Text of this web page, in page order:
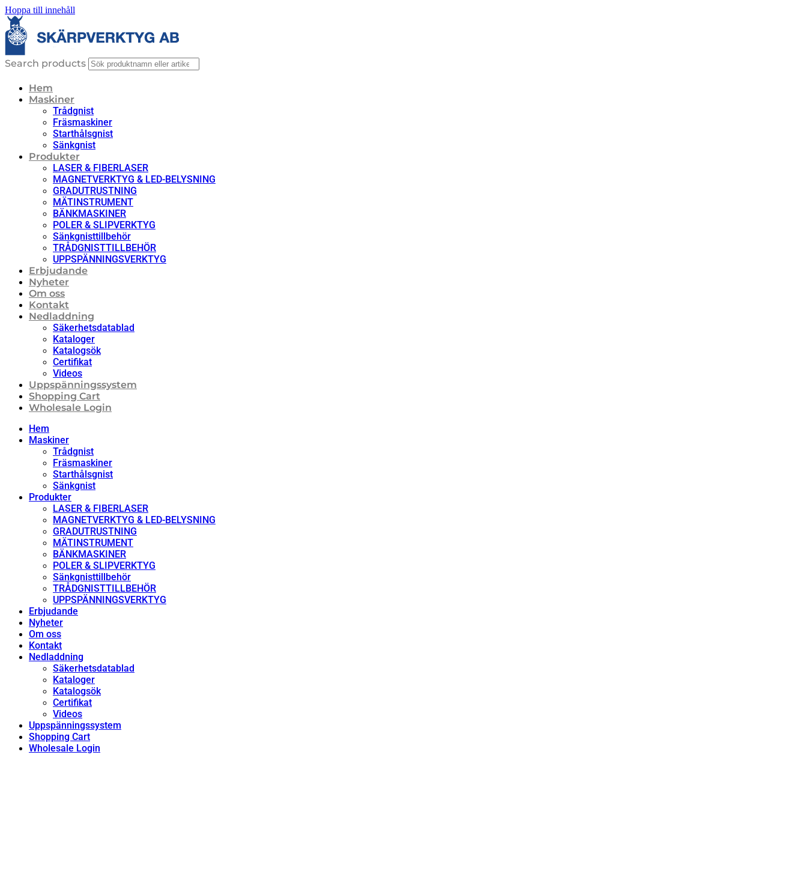
Hoppa till innehåll
Search products
Hem
Maskiner
Trådgnist
Fräsmaskiner
Starthålsgnist
Sänkgnist
Produkter
LASER & FIBERLASER
MAGNETVERKTYG & LED-BELYSNING
GRADUTRUSTNING
MÄTINSTRUMENT
BÄNKMASKINER
POLER & SLIPVERKTYG
Sänkgnisttillbehör
TRÅDGNISTTILLBEHÖR
UPPSPÄNNINGSVERKTYG
Erbjudande
Nyheter
Om oss
Kontakt
Nedladdning
Säkerhetsdatablad
Kataloger
Katalogsök
Certifikat
Videos
Uppspänningssystem
Shopping Cart
Wholesale Login
Hem
Maskiner
Trådgnist
Fräsmaskiner
Starthålsgnist
Sänkgnist
Produkter
LASER & FIBERLASER
MAGNETVERKTYG & LED-BELYSNING
GRADUTRUSTNING
MÄTINSTRUMENT
BÄNKMASKINER
POLER & SLIPVERKTYG
Sänkgnisttillbehör
TRÅDGNISTTILLBEHÖR
UPPSPÄNNINGSVERKTYG
Erbjudande
Nyheter
Om oss
Kontakt
Nedladdning
Säkerhetsdatablad
Kataloger
Katalogsök
Certifikat
Videos
Uppspänningssystem
Shopping Cart
Wholesale Login